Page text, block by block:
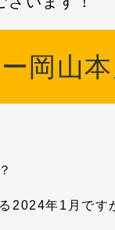
岡山
2024年1月です